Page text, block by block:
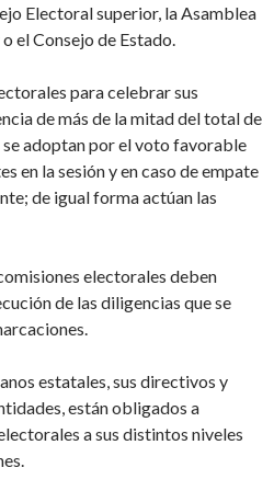
Electoral superior, la Asamblea
el Consejo de Estado.
para celebrar sus
de más de la mitad del total de
adoptan por el voto favorable
en la sesión y en caso de empate
de igual forma actúan las
electorales deben
de las diligencias que se
estatales, sus directivos y
están obligados a
a sus distintos niveles